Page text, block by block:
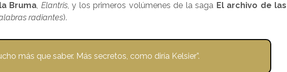
Bruma, Elantris, y los primeros volúmenes de la saga El archivo de las
radiantes).
más que saber. Más secretos, como diría Kelsier”.